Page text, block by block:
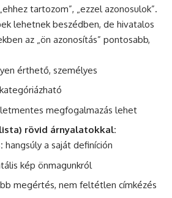
tartozom”, „ezzel azonosulok”.
lehetnek beszédben, de hivatalos
az „ön azonosítás” pontosabb,
érthető, személyes
megfogalmazás lehet
rövid árnyalatokkal:
hangsúly a saját definíción
kép önmagunkról
megértés, nem feltétlen címkézés